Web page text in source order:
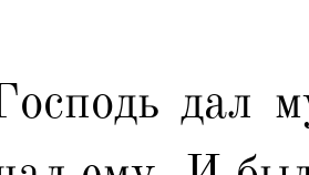
дал